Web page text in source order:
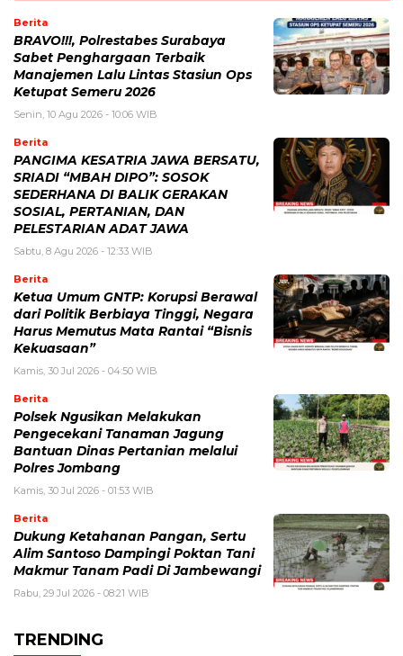
Berita
BRAVO!!!, Polrestabes Surabaya
Sabet Penghargaan Terbaik
Manajemen Lalu Lintas Stasiun Ops
Ketupat Semeru 2026
Senin, 10 Agu 2026 - 10:06 WIB
Berita
PANGIMA KESATRIA JAWA BERSATU,
SRIADI “MBAH DIPO”: SOSOK
SEDERHANA DI BALIK GERAKAN
SOSIAL, PERTANIAN, DAN
PELESTARIAN ADAT JAWA
Sabtu, 8 Agu 2026 - 12:33 WIB
Berita
Ketua Umum GNTP: Korupsi Berawal
dari Politik Berbiaya Tinggi, Negara
Harus Memutus Mata Rantai “Bisnis
Kekuasaan”
Kamis, 30 Jul 2026 - 04:50 WIB
Berita
Polsek Ngusikan Melakukan
Pengecekani Tanaman Jagung
Bantuan Dinas Pertanian melalui
Polres Jombang
Kamis, 30 Jul 2026 - 01:53 WIB
Berita
Dukung Ketahanan Pangan, Sertu
Alim Santoso Dampingi Poktan Tani
Makmur Tanam Padi Di Jambewangi
Rabu, 29 Jul 2026 - 08:21 WIB
TRENDING